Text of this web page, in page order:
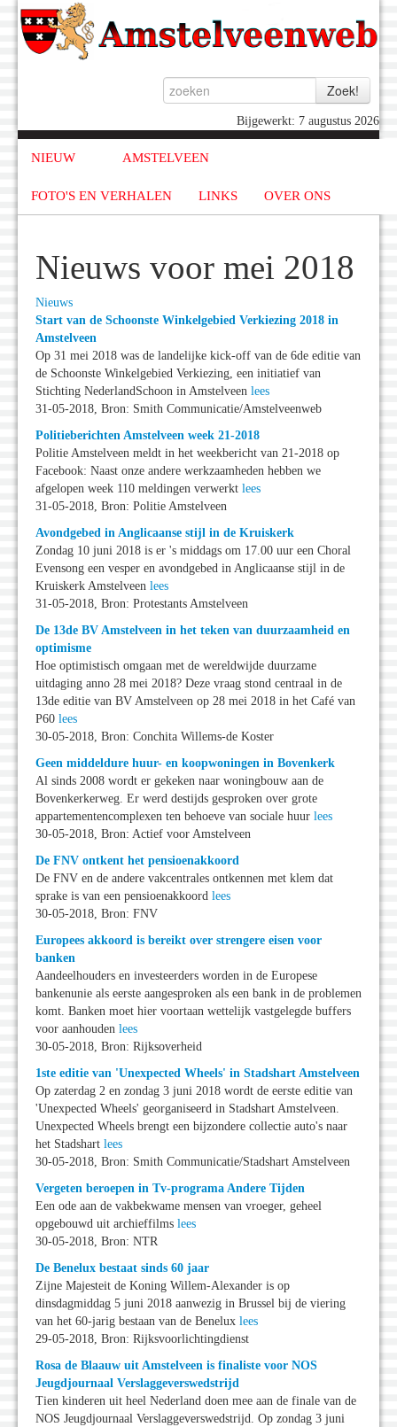
Bijgewerkt: 7 augustus 2026
NIEUW AMSTELVEEN
FOTO'S EN VERHALEN LINKS OVER ONS
Nieuws voor mei 2018
Nieuws
Start van de Schoonste Winkelgebied Verkiezing 2018 in
Amstelveen
Op 31 mei 2018 was de landelijke kick-off van de 6de editie van
de Schoonste Winkelgebied Verkiezing, een initiatief van
Stichting NederlandSchoon in Amstelveen lees
31-05-2018, Bron: Smith Communicatie/Amstelveenweb
Politieberichten Amstelveen week 21-2018
Politie Amstelveen meldt in het weekbericht van 21-2018 op
Facebook: Naast onze andere werkzaamheden hebben we
afgelopen week 110 meldingen verwerkt lees
31-05-2018, Bron: Politie Amstelveen
Avondgebed in Anglicaanse stijl in de Kruiskerk
Zondag 10 juni 2018 is er 's middags om 17.00 uur een Choral
Evensong een vesper en avondgebed in Anglicaanse stijl in de
Kruiskerk Amstelveen lees
31-05-2018, Bron: Protestants Amstelveen
De 13de BV Amstelveen in het teken van duurzaamheid en
optimisme
Hoe optimistisch omgaan met de wereldwijde duurzame
uitdaging anno 28 mei 2018? Deze vraag stond centraal in de
13de editie van BV Amstelveen op 28 mei 2018 in het Café van
P60 lees
30-05-2018, Bron: Conchita Willems-de Koster
Geen middeldure huur- en koopwoningen in Bovenkerk
Al sinds 2008 wordt er gekeken naar woningbouw aan de
Bovenkerkerweg. Er werd destijds gesproken over grote
appartementencomplexen ten behoeve van sociale huur lees
30-05-2018, Bron: Actief voor Amstelveen
De FNV ontkent het pensioenakkoord
De FNV en de andere vakcentrales ontkennen met klem dat
sprake is van een pensioenakkoord lees
30-05-2018, Bron: FNV
Europees akkoord is bereikt over strengere eisen voor
banken
Aandeelhouders en investeerders worden in de Europese
bankenunie als eerste aangesproken als een bank in de problemen
komt. Banken moet hier voortaan wettelijk vastgelegde buffers
voor aanhouden lees
30-05-2018, Bron: Rijksoverheid
1ste editie van 'Unexpected Wheels' in Stadshart Amstelveen
Op zaterdag 2 en zondag 3 juni 2018 wordt de eerste editie van
'Unexpected Wheels' georganiseerd in Stadshart Amstelveen.
Unexpected Wheels brengt een bijzondere collectie auto's naar
het Stadshart lees
30-05-2018, Bron: Smith Communicatie/Stadshart Amstelveen
Vergeten beroepen in Tv-programa Andere Tijden
Een ode aan de vakbekwame mensen van vroeger, geheel
opgebouwd uit archieffilms lees
30-05-2018, Bron: NTR
De Benelux bestaat sinds 60 jaar
Zijne Majesteit de Koning Willem-Alexander is op
dinsdagmiddag 5 juni 2018 aanwezig in Brussel bij de viering
van het 60-jarig bestaan van de Benelux lees
29-05-2018, Bron: Rijksvoorlichtingdienst
Rosa de Blaauw uit Amstelveen is finaliste voor NOS
Jeugdjournaal Verslaggeverswedstrijd
Tien kinderen uit heel Nederland doen mee aan de finale van de
NOS Jeugdjournaal Verslaggeverswedstrijd. Op zondag 3 juni